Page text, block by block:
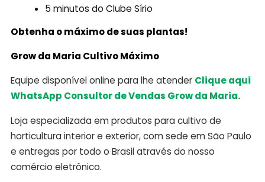
5 minutos do Clube Sírio
Obtenha o máximo de suas plantas!
Grow da Maria Cultivo Máximo
Equipe disponível online para lhe atender Clique aqui
WhatsApp Consultor de Vendas Grow da Maria.
Loja especializada em produtos para cultivo de
horticultura interior e exterior, com sede em São Paulo
e entregas por todo o Brasil através do nosso
comércio eletrônico.